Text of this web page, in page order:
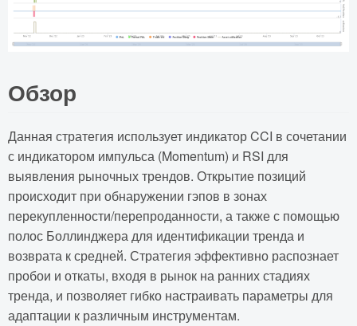
Обзор
Данная стратегия использует индикатор CCI в сочетании
с индикатором импульса (Momentum) и RSI для
выявления рыночных трендов. Открытие позиций
происходит при обнаружении гэпов в зонах
перекупленности/перепроданности, а также с помощью
полос Боллинджера для идентификации тренда и
возврата к средней. Стратегия эффективно распознает
пробои и откаты, входя в рынок на ранних стадиях
тренда, и позволяет гибко настраивать параметры для
адаптации к различным инструментам.